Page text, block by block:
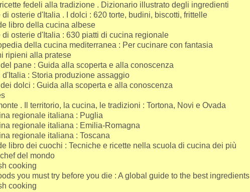
fedeli alla tradizione . Dizionario illustrato degli ingredienti
di osterie d'Italia . I dolci : 620 torte, budini, biscotti, frittelle
libro della cucina albese
di osterie d'Italia : 630 piatti di cucina regionale
della cucina mediterranea : Per cucinare con fantasia
ripieni alla pratese
del pane : Guida alla scoperta e alla conoscenza
d'Italia : Storia produzione assaggio
dei dolci : Guida alla scoperta e alla conoscenza
. Il territorio, la cucina, le tradizioni : Tortona, Novi e Ovada
regionale italiana : Puglia
regionale italiana : Emilia-Romagna
regionale italiana : Toscana
libro dei cuochi : Tecniche e ricette nella scuola di cucina dei più
del mondo
cooking
you must try before you die : A global guide to the best ingredients
cooking